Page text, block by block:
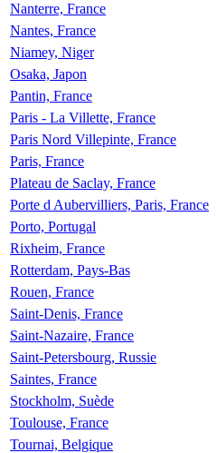
Nanterre, France
Nantes, France
Niamey, Niger
Osaka, Japon
Pantin, France
Paris - La Villette, France
Paris Nord Villepinte, France
Paris, France
Plateau de Saclay, France
Porte d Aubervilliers, Paris, France
Porto, Portugal
Rixheim, France
Rotterdam, Pays-Bas
Rouen, France
Saint-Denis, France
Saint-Nazaire, France
Saint-Petersbourg, Russie
Saintes, France
Stockholm, Suède
Toulouse, France
Tournai, Belgique